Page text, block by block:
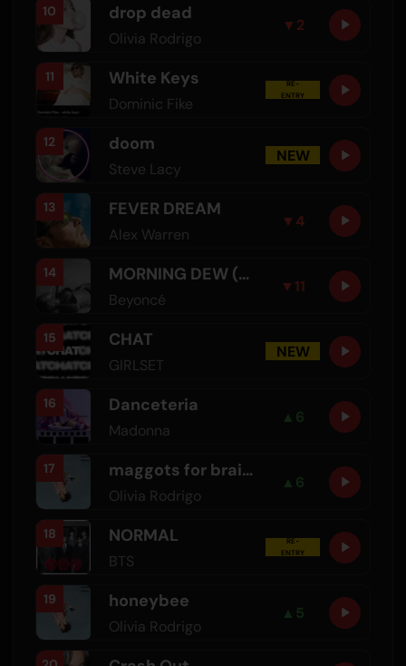
10 drop dead
Olivia Rodrigo
▼ 2
11 White Keys
Dominic Fike
RE-
ENTRY
12 doom
Steve Lacy
NEW
13 FEVER DREAM
Alex Warren
▼ 4
14 MORNING DEW (DONK)
Beyoncé
▼ 11
15 CHAT
GIRLSET
NEW
16 Danceteria
Madonna
▲ 6
17 maggots for brains
Olivia Rodrigo
▲ 6
18 NORMAL
BTS
RE-
ENTRY
19 honeybee
Olivia Rodrigo
▲ 5